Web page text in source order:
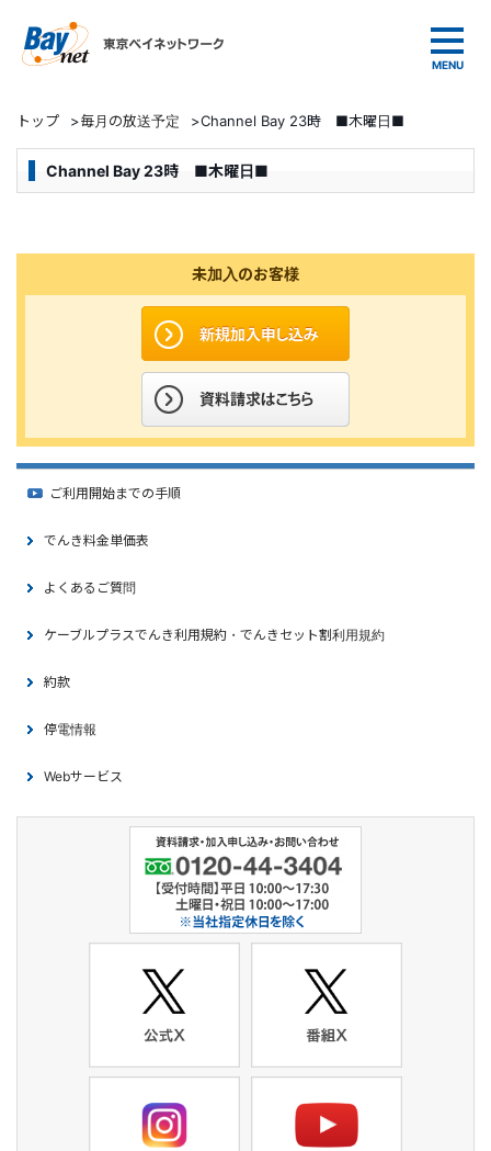
トップ >毎月の放送予定 >Channel Bay 23時 ■木曜日■
Channel Bay 23時 ■木曜日■
未加入のお客様
ご利用開始までの手順
でんき料金単価表
よくあるご質問
ケーブルプラスでんき利用規約・でんきセット割利用規約
約款
停電情報
Webサービス